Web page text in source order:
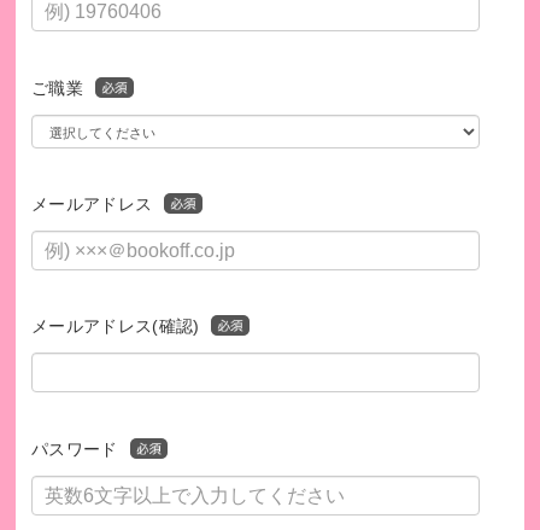
このプログラムは、SDGsの取り組みを促進します。
ご職業
メールアドレス
メールアドレス(確認)
パスワード